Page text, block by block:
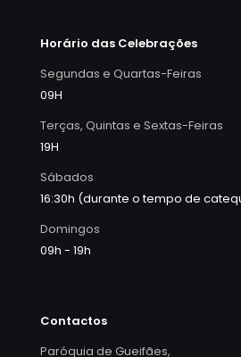
Horário das Celebrações
Segundas e Quartas-Feiras
09H
Terças, Quintas e Sextas-Feiras
19H
Sábados
16:30h (durante o tempo de
Domingos
09h - 19h
Contactos
Paróquia de Gueifães,